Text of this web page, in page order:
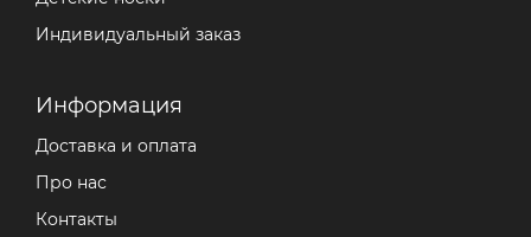
Индивидуальный заказ
Информация
Доставка и оплата
Про нас
Контакты